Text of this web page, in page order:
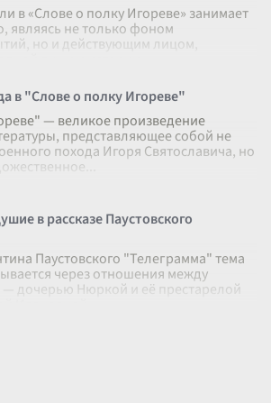
в «Слове о полку Игореве» занимает
являясь не только фоном
но и действующим лицом,
души и истории.
в "Слове о полку Игореве"
— великое произведение
представляющее собой не
похода Игоря Святославича, но
в рассказе Паустовского
Паустовского "Телеграмма" тема
через отношения между
дочерью Нюркой и её престарелой
Ивановной.